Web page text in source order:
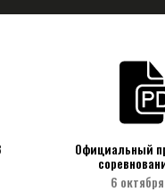
Официальный
6